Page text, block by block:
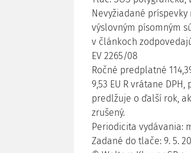
Nevyžiadané
výslovným písomným
v článkoch
EV 2265/08
Ročné predplatné
9,53 EU R vrátane
predlžuje o ďalší rok,
zrušený.
Periodicita vydávania:
Zadané do tlače: 9. 5.